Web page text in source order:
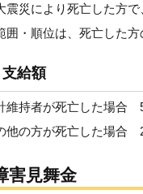
震災により死亡した方
囲・順位は、死亡した
支給額
持者が死亡した場合
の方が死亡した場合
害見舞金